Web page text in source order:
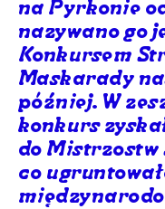
na Pyrkonie
nazywano go
Konkursem
Maskarady
później. W
konkurs
do Mistrzostw
co